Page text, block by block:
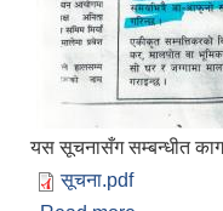
यस सूचनासँग सम्बन्धीत
सूचना.pdf